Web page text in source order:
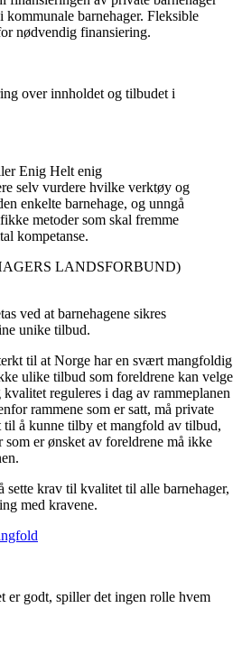
kommunale barnehager. Fleksible
nødvendig finansiering.
over innholdet og tilbudet i
Enig Helt enig
selv vurdere hvilke verktøy og
enkelte barnehage, og unngå
metoder som skal fremme
kompetanse.
LANDSFORBUND)
ved at barnehagene sikres
unike tilbud.
til at Norge har en svært mangfoldig
ulike tilbud som foreldrene kan velge
reguleres i dag av rammeplanen
rammene som er satt, må private
til å kunne tilby et mangfold av tilbud,
som er ønsket av foreldrene må ikke
sette krav til kvalitet til alle barnehager,
med kravene.
er godt, spiller det ingen rolle hvem